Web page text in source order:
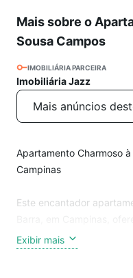
Mais sobre o
Sousa Campos
IMOBILIÁRIA PARCEIRA
Imobiliária Jazz
Mais anúncios
Apartamento Charmoso
Campinas
Este encantador
uma localização
ambientes e sacada,
Exibir mais